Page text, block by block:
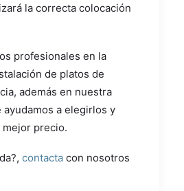
la correcta colocación
profesionales en la
de platos de
además en nuestra
a elegirlos y
precio.
contacta con nosotros